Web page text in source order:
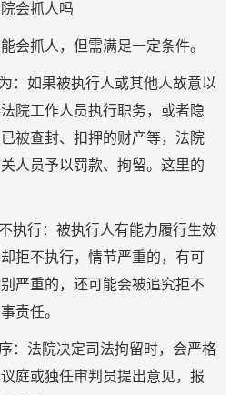
会抓人吗
抓人，但需满足一定条件。
如果被执行人或其他人故意以
院工作人员执行职务，或者隐
被查封、扣押的财产等，法院
人员予以罚款、拘留。这里的
行：被执行人有能力履行生效
拒不执行，情节严重的，有可
严重的，还可能会被追究拒不
责任。
法院决定司法拘留时，会严格
庭或独任审判员提出意见，报